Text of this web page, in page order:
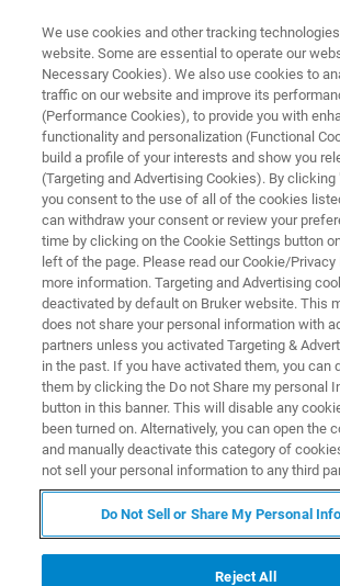
トライボロジーウェビ
夏 ～ソフトマテリア
面評価～
本ウェビナーでは化学物質評価
東様をお招きし、ソフトマテリ
験の基礎的なお話と規格試験で
る摩耗試験の方法をご解説いた
ルカーよりトライボロジー評価
機能摩擦摩耗試験機TriboLabと
紹介します。
We use cookies and other tracking
website. Some are essential to operate our
Necessary Cookies). We also use cookies to
traffic on our website and improve its
(Performance Cookies), to provide you with
functionality and personalization (Functional
build a profile of your interests and show you
(Targeting and Advertising Cookies). By clicking
you consent to the use of all of the cookies
can withdraw your consent or review your
time by clicking on the Cookie Settings button
left of the page. Please read our Cookie/
more information. Targeting and Advertising
deactivated by default on Bruker website. This
does not share your personal information with
partners unless you activated Targeting &
in the past. If you have activated them, you can
them by clicking the Do not Share my personal
button in this banner. This will disable any
been turned on. Alternatively, you can open the
and manually deactivate this category of
not sell your personal information to any third
Do Not Sell or Share My Personal
Reject All